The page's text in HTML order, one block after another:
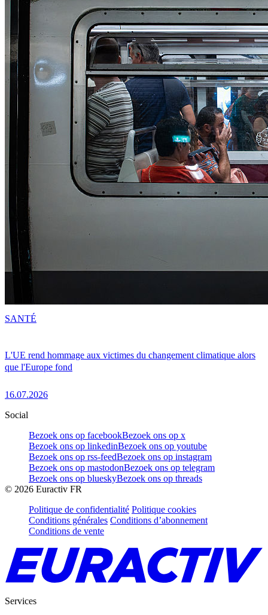
L'UE rend hommage aux victimes du changement climatique alors
que l'Europe fond
16.07.2026
SANTÉ
Social
Bezoek ons op facebookBezoek ons op x
Bezoek ons op linkedinBezoek ons op youtube
Bezoek ons op rss-feedBezoek ons op instagram
Bezoek ons op mastodonBezoek ons op telegram
Bezoek ons op blueskyBezoek ons op threads
© 2026 Euractiv FR
Politique de confidentialité Politique cookies
Conditions générales Conditions d’abonnement
Conditions de vente
Services